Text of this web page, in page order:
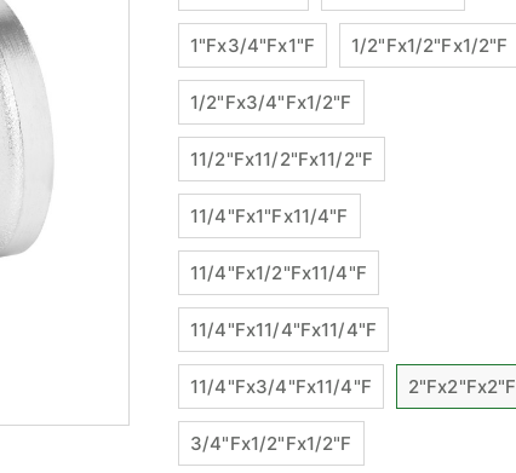
1"Fx3/4"Fx1"F 1/2"Fx1/2"Fx1/2"F
1/2"Fx3/4"Fx1/2"F
11/2"Fx11/2"Fx11/2"F
11/4"Fx1"Fx11/4"F
11/4"Fx1/2"Fx11/4"F
11/4"Fx11/4"Fx11/4"F
11/4"Fx3/4"Fx11/4"F 2"Fx2"Fx2"F
3/4"Fx1/2"Fx1/2"F